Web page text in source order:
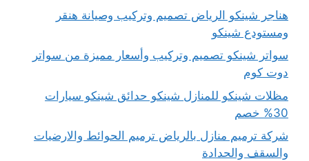
هناجر شينكو الرياض تصميم وتركيب وصيانة هنقر
ومستودع شينكو
سواتر شينكو تصميم وتركيب وأسعار مميزة من سواتر
دوت كوم
مظلات شينكو للمنازل شينكو حدائق شينكو سيارات
30% خصم
شركة ترميم منازل بالرياض ترميم الحوائط والارضيات
والسقف والحدادة